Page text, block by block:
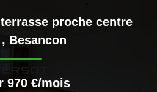
Estimer
Vendre
Outils
proche centre
, Besancon
970 €/mois